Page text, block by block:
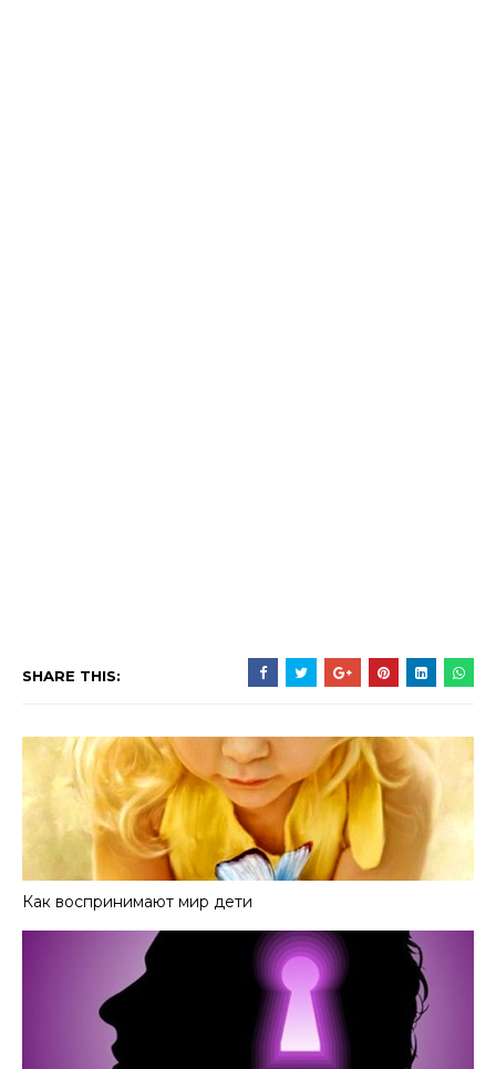
SHARE THIS:
Как воспринимают мир дети